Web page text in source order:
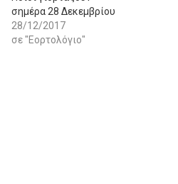
σημέρα 28 Δεκεμβρίου
28/12/2017
σε "Εορτολόγιο"